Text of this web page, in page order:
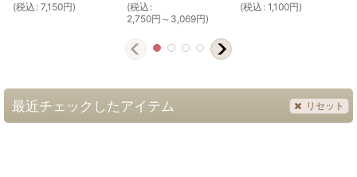
(税込 : 7,150円)
(税込 :
2,750円 ～3,069円)
(税込 : 1,100円)
最近チェックしたアイテム リセット